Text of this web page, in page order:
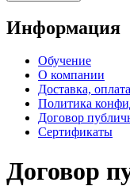
Информация
Обучение
О компании
Доставка,
Политика
Договор
Сертификаты
Договор